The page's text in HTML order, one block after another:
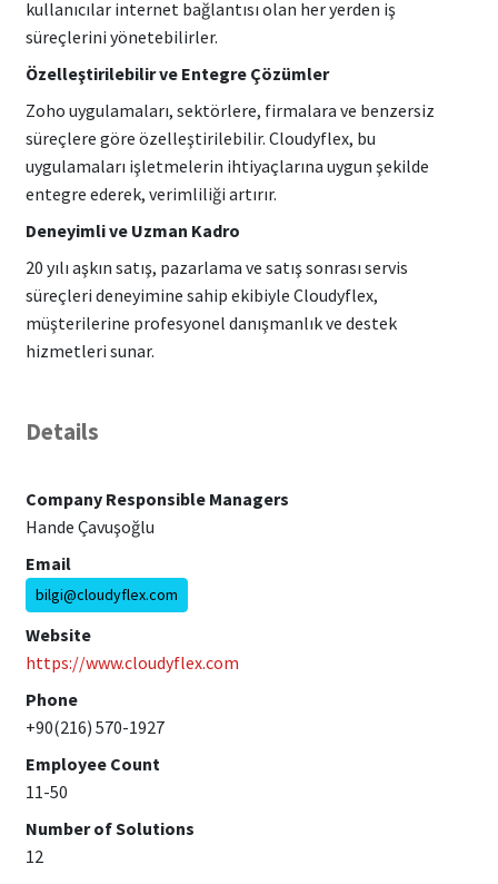
kullanıcılar internet bağlantısı olan her yerden iş
süreçlerini yönetebilirler.
Özelleştirilebilir ve Entegre Çözümler
Zoho uygulamaları, sektörlere, firmalara ve benzersiz
süreçlere göre özelleştirilebilir. Cloudyflex, bu
uygulamaları işletmelerin ihtiyaçlarına uygun şekilde
entegre ederek, verimliliği artırır.
Deneyimli ve Uzman Kadro
20 yılı aşkın satış, pazarlama ve satış sonrası servis
süreçleri deneyimine sahip ekibiyle Cloudyflex,
müşterilerine profesyonel danışmanlık ve destek
hizmetleri sunar.
Details
Company Responsible Managers
Hande Çavuşoğlu
Email
bilgi@cloudyflex.com
Website
https://www.cloudyflex.com
Phone
+90(216) 570-1927
Employee Count
11-50
Number of Solutions
12